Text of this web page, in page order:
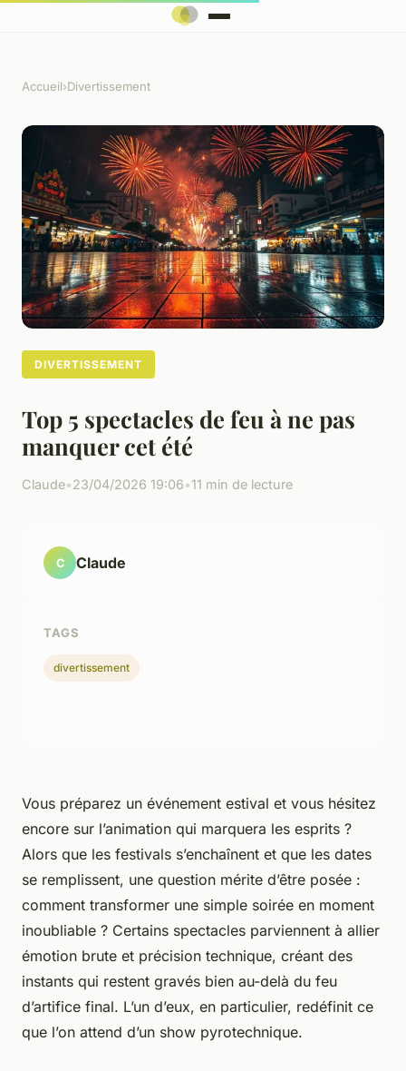
Accueil›Divertissement
DIVERTISSEMENT
Top 5 spectacles de feu à ne pas
manquer cet été
Claude•23/04/2026 19:06•11 min de lecture
Vous préparez un événement estival et vous hésitez
encore sur l’animation qui marquera les esprits ?
Alors que les festivals s’enchaînent et que les dates
se remplissent, une question mérite d’être posée :
comment transformer une simple soirée en moment
inoubliable ? Certains spectacles parviennent à allier
émotion brute et précision technique, créant des
instants qui restent gravés bien au-delà du feu
d’artifice final. L’un d’eux, en particulier, redéfinit ce
que l’on attend d’un show pyrotechnique.
C Claude
TAGS
divertissement